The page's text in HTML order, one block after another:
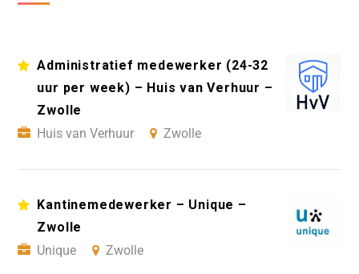
Administratief medewerker (24-32
uur per week) – Huis van Verhuur –
Zwolle
Huis van Verhuur
Zwolle
Kantinemedewerker – Unique –
Zwolle
Unique
Zwolle